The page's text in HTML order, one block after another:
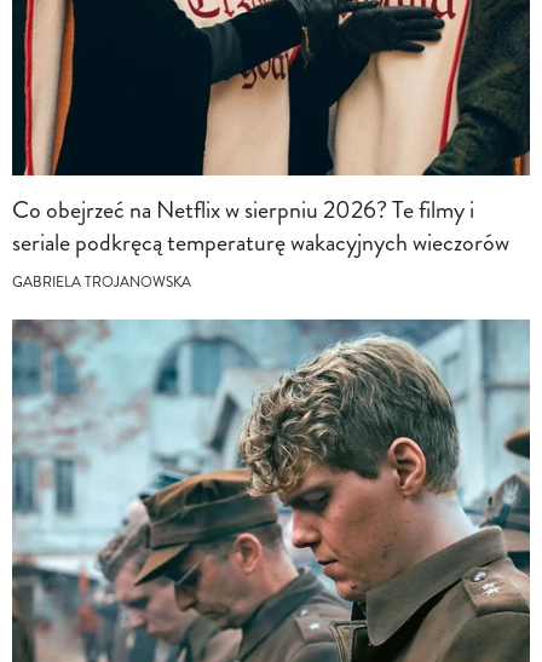
Co obejrzeć na Netflix w sierpniu 2026? Te filmy i
seriale podkręcą temperaturę wakacyjnych wieczorów
GABRIELA TROJANOWSKA